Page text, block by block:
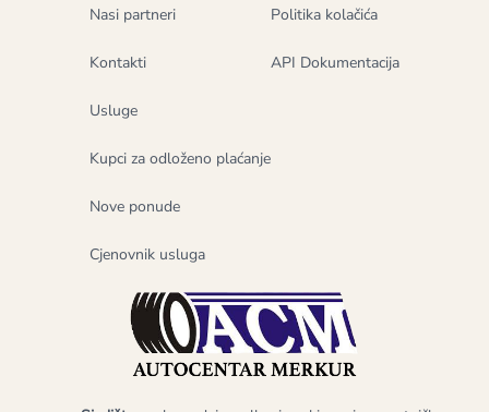
Nasi partneri
Kontakti
Usluge
Kupci za odloženo plaćanje
Nove ponude
Cjenovnik usluga
Politika kolačića
API Dokumentacija